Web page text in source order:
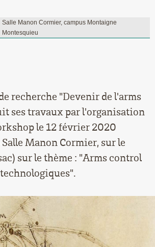
Salle Manon Cormier, campus Montaigne
Montesquieu
recherche "Devenir de l'arms
ses travaux par l'organisation
le 12 février 2020
Manon Cormier, sur le
sur le thème : "Arms control